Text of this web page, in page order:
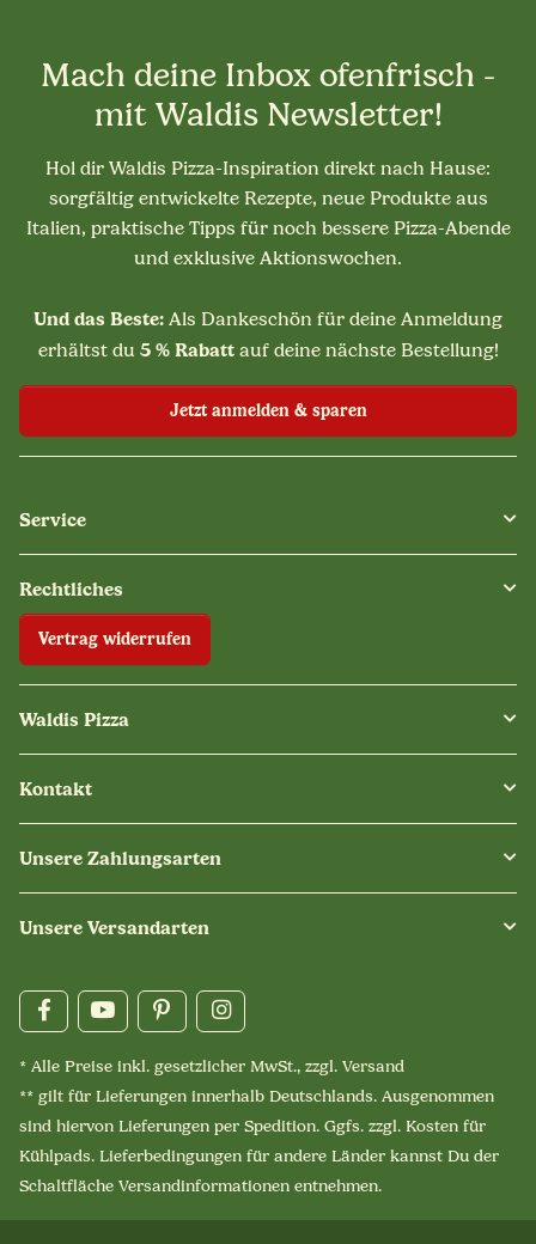
Mach deine Inbox ofenfrisch -
mit Waldis Newsletter!
Hol dir Waldis Pizza-Inspiration direkt nach Hause:
sorgfältig entwickelte Rezepte, neue Produkte aus
Italien, praktische Tipps für noch bessere Pizza-Abende
und exklusive Aktionswochen.
Und das Beste: Als Dankeschön für deine Anmeldung
erhältst du 5 % Rabattauf deine nächste Bestellung!
Jetzt anmelden & sparen
Service
Rechtliches
Vertrag widerrufen
Waldis Pizza
Kontakt
Unsere Zahlungsarten
Unsere Versandarten
* Alle Preise inkl. gesetzlicher MwSt., zzgl. Versand
** gilt für Lieferungen innerhalb Deutschlands. Ausgenommen
sind hiervon Lieferungen per Spedition. Ggfs. zzgl. Kosten für
Kühlpads. Lieferbedingungen für andere Länder kannst Du der
Schaltfläche Versandinformationen entnehmen.